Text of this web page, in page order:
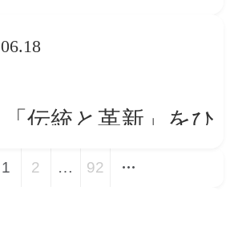
伝統と革新」をひ
界観に──新VIを体
1 2 … 92